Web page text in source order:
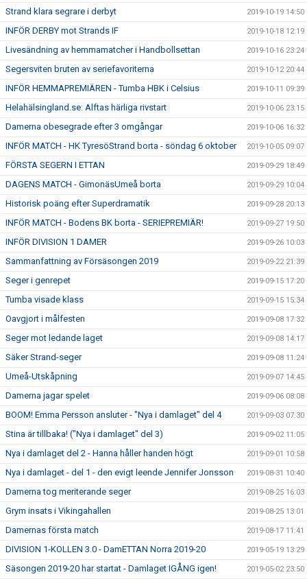
Strand klara segrare i derbyt 2019-10-19 14:50
INFÖR DERBY mot Strands IF 2019-10-18 12:19
Livesändning av hemmamatcher i Handbollsettan 2019-10-16 23:24
Segersviten bruten av seriefavoriterna 2019-10-12 20:44
INFÖR HEMMAPREMIÄREN - Tumba HBK i Celsius 2019-10-11 09:39
Helahälsingland.se: Alftas härliga rivstart 2019-10-06 23:15
Damerna obesegrade efter 3 omgångar 2019-10-06 16:32
INFÖR MATCH - HK TyresöStrand borta - söndag 6 oktober 2019-10-05 09:07
FÖRSTA SEGERN I ETTAN 2019-09-29 18:49
DAGENS MATCH - GimonäsUmeå borta 2019-09-29 10:04
Historisk poäng efter Superdramatik 2019-09-28 20:13
INFÖR MATCH - Bodens BK borta - SERIEPREMIÄR! 2019-09-27 19:50
INFÖR DIVISION 1 DAMER 2019-09-26 10:03
Sammanfattning av Försäsongen 2019 2019-09-22 21:39
Seger i genrepet 2019-09-15 17:20
Tumba visade klass 2019-09-15 15:34
Oavgjort i målfesten 2019-09-08 17:32
Seger mot ledande laget 2019-09-08 14:17
Säker Strand-seger 2019-09-08 11:24
Umeå-Utskåpning 2019-09-07 14:45
Damerna jagar spelet 2019-09-06 08:08
BOOM! Emma Persson ansluter - "Nya i damlaget" del 4 2019-09-03 07:30
Stina är tillbaka! ("Nya i damlaget" del 3) 2019-09-02 11:05
Nya i damlaget del 2 - Hanna håller handen högt 2019-09-01 10:58
Nya i damlaget - del 1 - den evigt leende Jennifer Jonsson 2019-08-31 10:40
Damerna tog meriterande seger 2019-08-25 16:03
Grym insats i Vikingahallen 2019-08-25 13:01
Damernas första match 2019-08-17 11:41
DIVISION 1-KOLLEN 3.0 - DamETTAN Norra 2019-20 2019-05-19 13:29
Säsongen 2019-20 har startat - Damlaget IGÅNG igen! 2019-05-02 23:50